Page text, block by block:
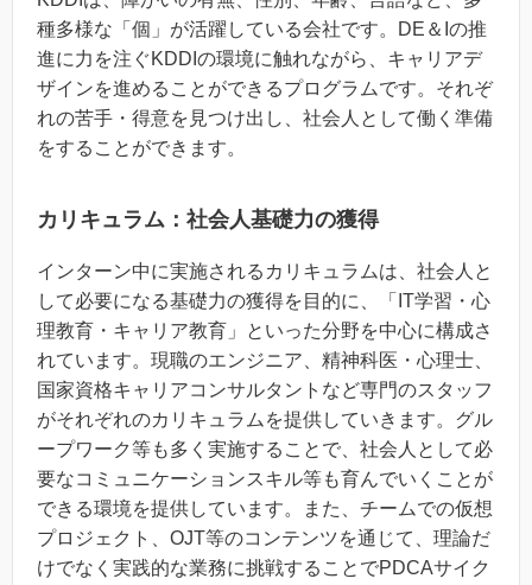
種多様な「個」が活躍している会社です。DE＆Iの推
進に力を注ぐKDDIの環境に触れながら、キャリアデ
ザインを進めることができるプログラムです。それぞ
れの苦手・得意を見つけ出し、社会人として働く準備
をすることができます。
カリキュラム：社会人基礎力の獲得
インターン中に実施されるカリキュラムは、社会人と
して必要になる基礎力の獲得を目的に、「IT学習・心
理教育・キャリア教育」といった分野を中心に構成さ
れています。現職のエンジニア、精神科医・心理士、
国家資格キャリアコンサルタントなど専門のスタッフ
がそれぞれのカリキュラムを提供していきます。グル
ープワーク等も多く実施することで、社会人として必
要なコミュニケーションスキル等も育んでいくことが
できる環境を提供しています。また、チームでの仮想
プロジェクト、OJT等のコンテンツを通じて、理論だ
けでなく実践的な業務に挑戦することでPDCAサイク